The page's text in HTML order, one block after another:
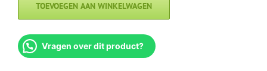
Inox
TOEVOEGEN AAN WINKELWAGEN
Vragen over dit product?